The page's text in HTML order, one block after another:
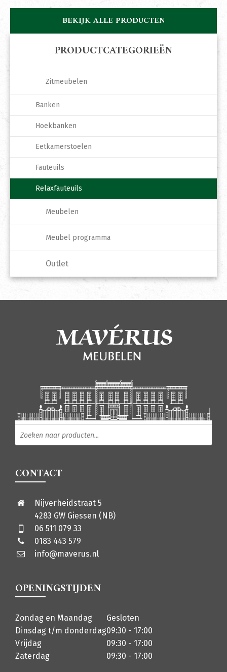
BEKIJK ALLE PRODUCTEN
PRODUCTCATEGORIEËN
Zitmeubelen
Banken
Hoekbanken
Eetkamerstoelen
Fauteuils
Relaxfauteuils
Meubelen
Meubel programma
Outlet
CONTACT
Nijverheidstraat 5
4283 GW Giessen (NB)
06 511 079 33
0183 443 579
info@maverus.nl
OPENINGSTIJDEN
Zondag en Maandag
Gesloten
Dinsdag t/m donderdag09:30 - 17:00
Vrijdag
09:30 - 17:00
Zaterdag
09:30 - 17:00